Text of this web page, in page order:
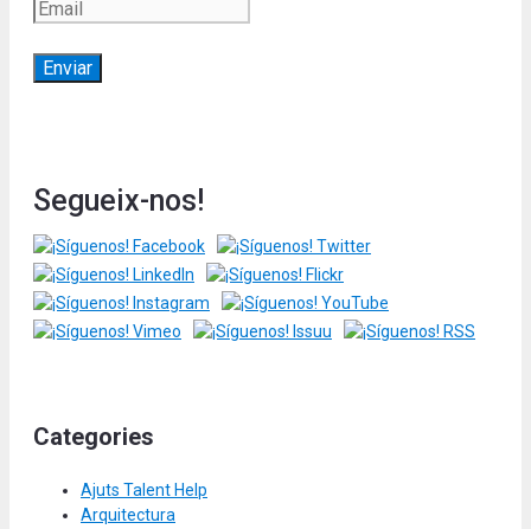
Segueix-nos!
Categories
Ajuts Talent Help
Arquitectura